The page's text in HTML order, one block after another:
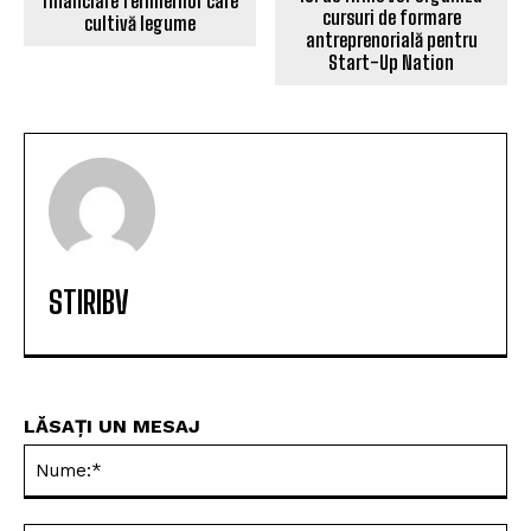
cultivă legume
cursuri de formare
antreprenorială pentru
Start-Up Nation
STIRIBV
LĂSAȚI UN MESAJ